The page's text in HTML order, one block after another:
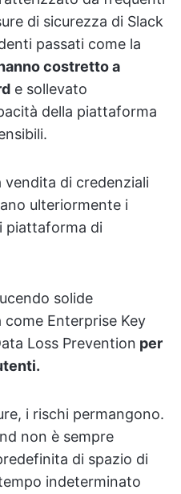
di sicurezza di Slack
passati come la
costretto a
e sollevato
della piattaforma
di credenziali
ulteriormente i
piattaforma di
solide
Enterprise Key
Loss Prevention per
i rischi permangono.
non è sempre
di spazio di
indeterminato